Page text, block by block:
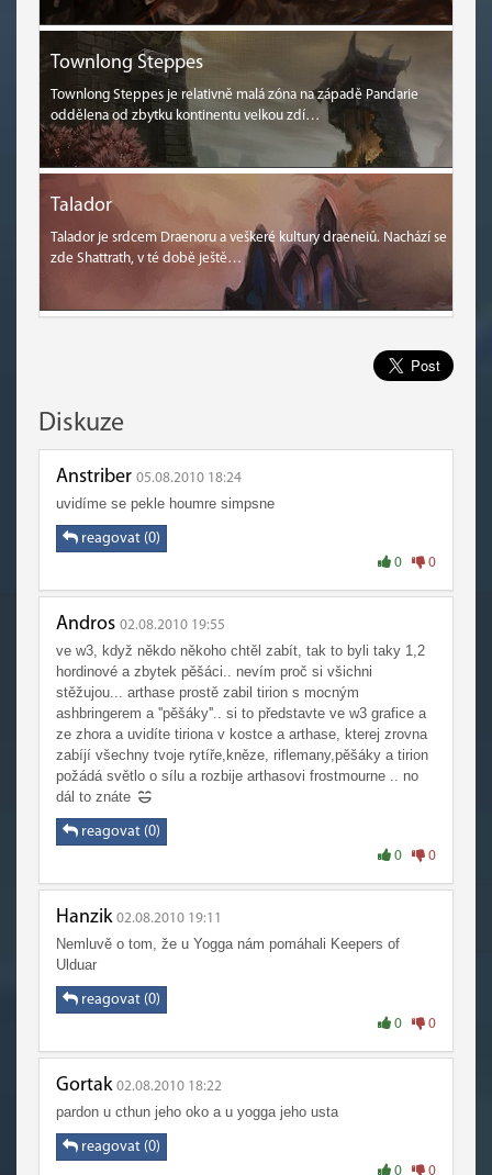
Townlong Steppes
Townlong Steppes je relativně malá zóna na západě Pandarie
oddělena od zbytku kontinentu velkou zdí…
Talador
Talador je srdcem Draenoru a veškeré kultury draeneiů. Nachází se
zde Shattrath, v té době ještě…
Diskuze
Anstriber 05.08.2010 18:24
uvidíme se pekle houmre simpsne
reagovat (0)
0 0
Andros 02.08.2010 19:55
ve w3, když někdo někoho chtěl zabít, tak to byli taky 1,2
hordinové a zbytek pěšáci.. nevím proč si všichni
stěžujou... arthase prostě zabil tirion s mocným
ashbringerem a ''pěšáky''.. si to představte ve w3 grafice a
ze zhora a uvidíte tiriona v kostce a arthase, kterej zrovna
zabíjí všechny tvoje rytíře,kněze, riflemany,pěšáky a tirion
požádá světlo o sílu a rozbije arthasovi frostmourne .. no
dál to znáte
reagovat (0)
0 0
Hanzik 02.08.2010 19:11
Nemluvě o tom, že u Yogga nám pomáhali Keepers of
Ulduar
reagovat (0)
0 0
Gortak 02.08.2010 18:22
pardon u cthun jeho oko a u yogga jeho usta
reagovat (0)
0 0